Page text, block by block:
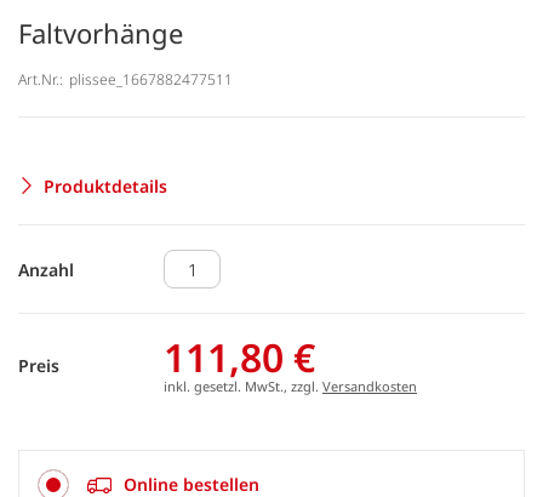
Faltvorhänge
Art.Nr.: plissee_1667882477511
Produktdetails
Anzahl
Preis 111,80 €
inkl. gesetzl. MwSt., zzgl. Versandkosten
Online bestellen